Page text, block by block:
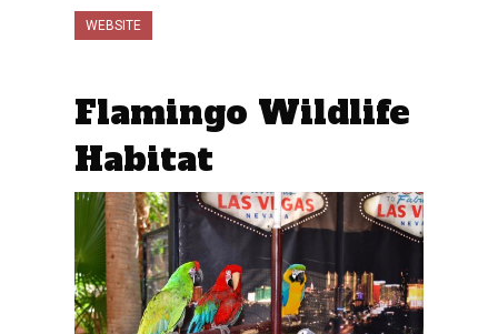
WEBSITE
Flamingo Wildlife
Habitat